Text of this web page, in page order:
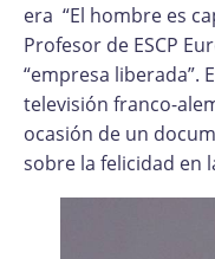
era “El hombre es
Profesor de ESCP
“empresa liberada”.
televisión franco-
ocasión de un
sobre la felicidad en